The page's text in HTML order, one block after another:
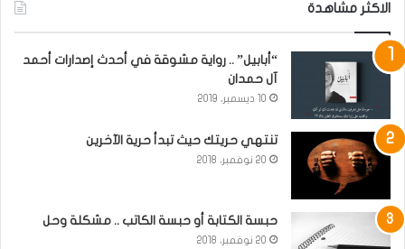
الاكثر مشاهدة
“أبابيل” .. رواية مشوقة في أحدث إصدارات أحمد
آل حمدان
10 ديسمبر، 2019
تنتهي حريتك حيث تبدأ حرية الآخرين
20 نوفمبر، 2018
حبسة الكتابة أو حبسة الكاتب .. مشكلة وحل
20 نوفمبر، 2018